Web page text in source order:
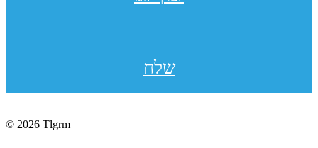
שלח
© 2026 Tlgrm